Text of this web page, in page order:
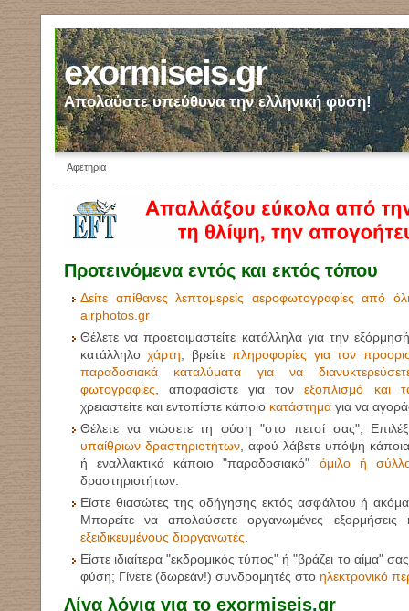
exormiseis.gr
Απολαύστε υπεύθυνα την ελληνική φύση!
Αφετηρία
Προτεινόμενα εντός και εκτός τόπου
Δείτε απίθανες λεπτομερείς αεροφωτογραφίες από
airphotos.gr
Θέλετε να προετοιμαστείτε κατάλληλα για την
κατάλληλοχάρτη , βρείτεπληροφορίες για τον
παραδοσιακά καταλύματα για να
φωτογραφίες , αποφασίστε για τονεξοπλισμό και
χρειαστείτε και εντοπίστε κάποιο κατάστημα για να
Θέλετε να νιώσετε τη φύση "στο πετσί σας";
υπαίθριων δραστηριοτήτων , αφού λάβετε υπόψη
ή εναλλακτικά κάποιο "παραδοσιακό" όμιλο ή
δραστηριοτήτων.
Είστε θιασώτες της οδήγησης εκτός ασφάλτου ή
Μπορείτε να απολαύσετε οργανωμένες εξορμήσεις
εξειδικευμένους διοργανωτές
Είστε ιδιαίτερα "εκδρομικός τύπος" ή "βράζει το αίμα"
φύση; Γίνετε (δωρεάν!) συνδρομητές στο ηλεκτρονικό
Λίγα λόγια για το exormiseis.gr